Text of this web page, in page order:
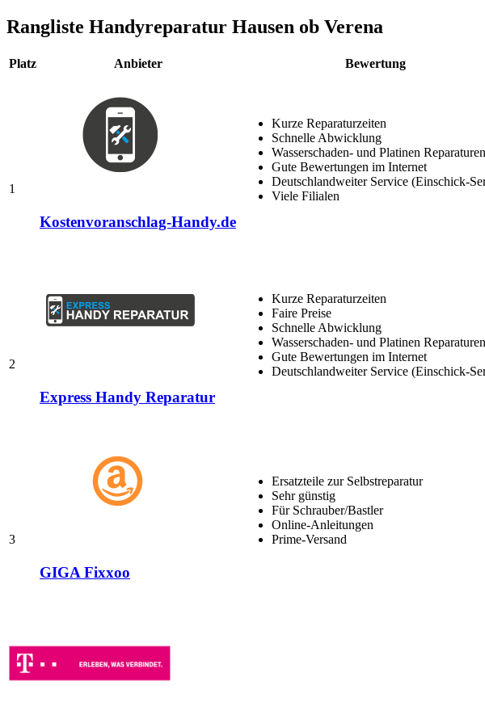
Rangliste Handyreparatur Hausen ob Verena
Platz Anbieter Bewertung
1
Kostenvoranschlag-Handy.de
Kurze Reparaturzeiten
Schnelle Abwicklung
Wasserschaden- und Platinen Reparaturen
Gute Bewertungen im Internet
Deutschlandweiter Service (Einschick-
Viele Filialen
2
Express Handy Reparatur
Kurze Reparaturzeiten
Faire Preise
Schnelle Abwicklung
Wasserschaden- und Platinen Reparaturen
Gute Bewertungen im Internet
Deutschlandweiter Service (Einschick-
3
GIGA Fixxoo
Ersatzteile zur Selbstreparatur
Sehr günstig
Für Schrauber/Bastler
Online-Anleitungen
Prime-Versand